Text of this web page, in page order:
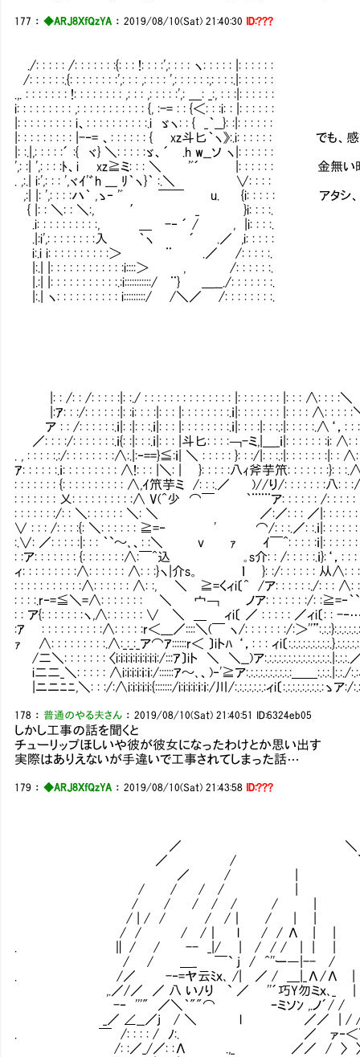
177 ：◆ARJ8XfQzYA ：2019/08/10(Sat) 21:40:30 ID:???
./: : : : : /: : : : : : :{: : : !: : : :',: : : : ヽ: : : : : |: : : : : :
/: : : : : :.{: : : : : : : :',: : : ,: : : : ',: : : : : :,: : : :.|: : : : : :
.,. : : : : : : : !: : : : : : : : ,: : : ,: : : : :',: ＿: _:, : : :|: : : : : :
i: : : : : : : : : ,: : : : : : : : : : : {, :-= : : {＜: : :i: : |: : : : : :
|: : : : : : : : : i、: : : : : : : : : :.i ゞヽ: : { _｀__}: :|: : : : : :
|: : : : : : : : : |-‐= 、: : : : : : { xz斗匕｀ヽ》:.i: : : : : : でも、感
|: :.|,: : : : :´ :{ ヾ} ＼: : : : :ゞ、´ .h w__ソ ヽ|: : : : : :
',: :| ',: : : :ﾄ、i xz≧ミ: : : ＼ 'ﾞ´ |: : : : : : 金無い時
. ,:.| i:',: : : ',ヾｲ'゛h ___ ﾘ｀ヽ}｀ :.＼ ∨: : : :
,:| |: ',: : : :ハ｀ ,ゝ‐ 'ﾞ ￣￣ u. {i: : : : : アタシ、此処
{ |: : ＼: : ＼:, ′ _ }i: : : :.
.i: : : : : : : : : :, ＿ -‐ ´ / , |i: : : :.
.|:i',: : : : : : : :入 ｀ヽ ´ .／ ,i: : : : :
i:.i i: : : : : : : : : :＞ ¨ .／ /: : : : :.
|:.| |: : : : : : : : : : : :i::::＞ , /: : : : : :.
|.:| |: : : : : : : : : : :.:i:::::::::::/ ¨} ＿__./: : : : : : :.
|:.| ヽ: : : : : : : : : : i:::::::::/ /＼／ /: : : : : : : :.
|: : /: : /: : : : :|: :./ : : : : : : : : : : : : : : |: : : : : :
|:ｱ: : :/: : : : : :|: :i: : : :|: : : |: : : : : : : :.ｉ|: : : : : : :
ア : : /: : : : : :.ｉ|: :|: : :.ｉ|: : : |: : : : : : : :.ｉ|: : : :|: : :.:|: : : : :.∧‘，: :
／: : : :/: : : : : : :.ｉ{: :|: : :.ｉ|: : : |斗匕: : : :￢-ミ,|＿_ｉ|: :
. , : : : : :.:/: : : : : : : :∧:.|:‐==}≦:ｉ| ＼ : : : : : }: : :/|: : :.:|: : : : : : :|: : ∧: :
ｱ: : : : : :.ｉ: : : : : : : : : ∧!: : : |＼: | }: : : : :八ｨ斧芋笊: : :
: : : : : : : {: : : : : : : : : : ∧,ｲ笊芋ミ /: : :.／ )//り/: : : : : :
: : : : : : : 乂: : : : : : : : : :∧ V(^少 ⌒￣ ｀¨¨¨ア: : : : : : /:
: : : : : : :/: : ＼: : : : : : ＼: ＼ ／:／: : : ／|: :
∨ : : : /: : : :{: ＼: : : : : : ≧=‐ ' ⌒/: : :.／: :.ｉ|: : : : : : :
:.∨: ／: : : : :|: : : ｀`～､、: :＼ v ｧ ｲ￣^: : : : :ｉ|: : : :
: :ア: : : : : : : {: : : : : : :∧:￣^込 ｡s介: : /: : : : :.ｉ}:‘，: : : : :
ィ: : : : : : : : :∧: : : : : : ∧: : :}ヽ|介s。 ｌ }: :/: : : : : : 从∧: :
: : : : : : : : : : :∧: : : : : : ∧: :, ＼ ≧=くィi〔^ /ア: : : : : :./: : : ∧: :
: : : :.r‐=≦＼=∧: : : : : : :Ⅵ ＼ 宀￢ ノア: : : : : : :/: :≧=‐｀`～
: : ア{: : : : : : :ヽ,∧: : : : : : ∨ ＼ ＿ ィi〔 ／ : : : : : ／ィi〔: : -‐…
:ｱ : : : : : : : : : :∧: : : : :r＜___／::::＼(￣ ヽ/: : : : : : :/:＞
ｧ ∧: : : : : : : : :.∧:_:_:_ア⌒ｱ::::::r＜ 〕iトﾊ ‘，: : : ィi〔
/二＼: : : : : : : 〈i:i:i:i:i:i:i:i:i:/:::ｱ〕iト ＼ ＼__)ア
i二二_＼: : : : : ∧i:i:i:i:ｉ:ｉ:/::::::ｱ～､、)‐'≧ア:.:.:.:.:.:.:.:.:.:＿＿:.:.:.|:.:./:.:ィi
|ニニﾆﾆ,＼: : :/:∧i:i:i:i:i:{:::::::/i:i:i:i:ｉ:ｉ:/川/:.:.:.:.:.:.:ィi〔:.:.:.:.:.:.:.:.:ゝア:/
178 ：普通のやる夫さん ：2019/08/10(Sat) 21:40:51 ID:6324eb05
しかし工事の話を聞くと
チューリップほしいや彼が彼女になったわけとか思い出す
実際はありえないが手違いで工事されてしまった話…
179 ：◆ARJ8XfQzYA ：2019/08/10(Sat) 21:43:58 ID:???
／ ＼
／ / `
／ / |
/ / / / |
/ / / / / / |
/ | / / / /｜ / | |
/ / / /｜ l / / Λ | | |
. ∥ / / -- _|/ | / / / | | |
/ / ＿_ ￣` j / ^''ー―|-- / | ﾊ ママ
. /／ -‐=ヤ云ﾐｘ､ /| ／ / ＿|_Λ/Λ
,.／/／ ／ 八 いﾉり ` ／ ''´巧Y勿ミｘ､_ |
-‐ '''" ／＼｀""⌒ ｰミソﾝ ,.ノ´/ / 〉
_／ ∠__／j / ＼ l ／／ | / /＼ ＼ ￣ お
. ￣ /: : : : / ﾉ:. ／ ァ‐＜＼_
/: :／_/／: :Λ .,_ ／／ / 〉 〉